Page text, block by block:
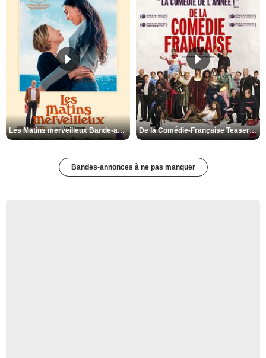
Les Matins merveilleux Bande-annonce VF De la Comédie-Française Teaser VF
Bandes-annonces à ne pas manquer